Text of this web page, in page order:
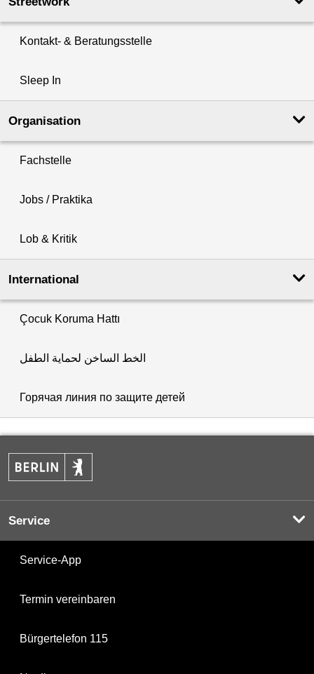
Kontakt- & Beratungsstelle
Sleep In
Organisation
Fachstelle
Jobs / Praktika
Lob & Kritik
International
Çocuk Koruma Hattı
الخط الساخن لحماية الطفل
Горячая линия по защите детей
Service
Service-App
Termin vereinbaren
Bürgertelefon 115